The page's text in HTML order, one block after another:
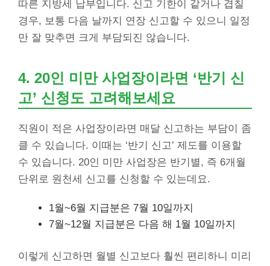
따른 지방세 납부입니다. 신고 기한이 같거나 겹칠
경우, 보통 다음 날까지 연장 신고할 수 있으니 일정
만 잘 맞추면 크게 부담되진 않습니다.
4. 20인 미만 사업장이라면 ‘반기 신
고’ 신청도 고려해보세요
직원이 적은 사업장이라면 매달 신고하는 부담이 좀
클 수 있습니다. 이때는 ‘반기 신고’ 제도를 이용할
수 있습니다. 20인 미만 사업장은 반기별, 즉 6개월
단위로 원천세 신고를 신청할 수 있는데요.
1월~6월 지급분은 7월 10일까지
7월~12월 지급분은 다음 해 1월 10일까지
이렇게 신고하면 월별 신고보다 훨씬 편리하니 미리